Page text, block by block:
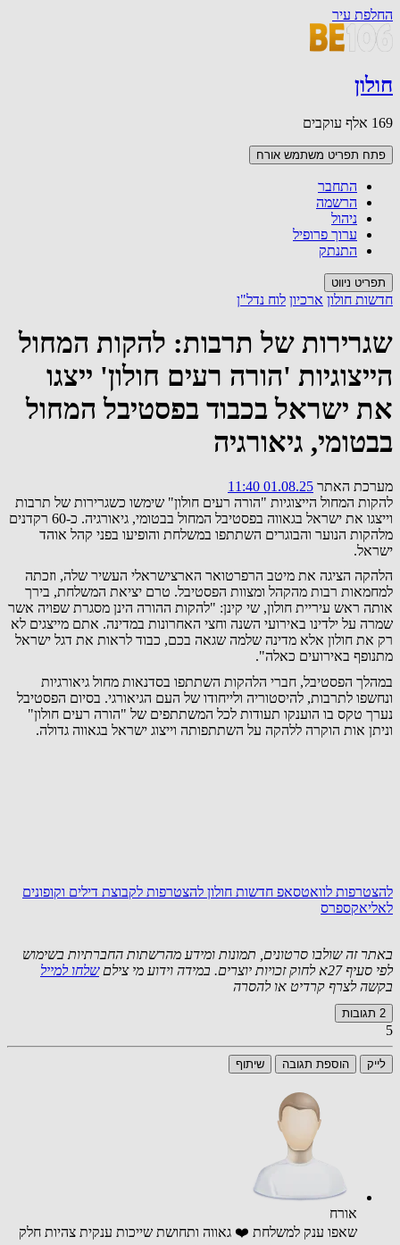
החלפת עיר
חולון
169 אלף עוקבים
פתח תפריט משתמש אורח
התחבר
הרשמה
ניהול
ערוך פרופיל
התנתק
תפריט ניווט
חדשות חולון ארכיון לוח נדל"ן
שגרירות של תרבות: להקות המחול
הייצוגיות 'הורה רעים חולון' ייצגו
את ישראל בכבוד בפסטיבל המחול
בבטומי, גיאורגיה
מערכת האתר 01.08.25 11:40
להקות המחול הייצוגיות "הורה רעים חולון" שימשו כשגרירות של תרבות
וייצגו את ישראל בגאווה בפסטיבל המחול בבטומי, גיאורגיה. כ-60 רקדנים
מלהקות הנוער והבוגרים השתתפו במשלחת והופיעו בפני קהל אוהד
ישראל.
הלהקה הציגה את מיטב הרפרטואר הארצישראלי העשיר שלה, וזכתה
למחמאות רבות מהקהל ומצוות הפסטיבל. טרם יציאת המשלחת, בירך
אותה ראש עיריית חולון, שי קינן: "להקות ההורה הינן מסגרת שפויה אשר
שמרה על ילדינו באירועי השנה וחצי האחרונות במדינה. אתם מייצגים לא
רק את חולון אלא מדינה שלמה שגאה בכם, כבוד לראות את דגל ישראל
מתנופף באירועים כאלה".
במהלך הפסטיבל, חברי הלהקות השתתפו בסדנאות מחול גיאורגיות
ונחשפו לתרבות, להיסטוריה ולייחודו של העם הגיאורגי. בסיום הפסטיבל
נערך טקס בו הוענקו תעודות לכל המשתתפים של "הורה רעים חולון"
וניתן אות הוקרה ללהקה על השתתפותה וייצוג ישראל בגאווה גדולה.
להצטרפות לוואטסאפ חדשות חולון להצטרפות לקבוצת דילים וקופונים
לאליאקספרס
באתר זה שולבו סרטונים, תמונות ומידע מהרשתות החברתיות בשימוש
לפי סעיף 27א לחוק זכויות יוצרים. במידה וידוע מי צילם
שלחו למייל
בקשה לצרף קרדיט או להסרה
2 תגובות
5
לייק הוספת תגובה שיתוף
אורח
שאפו ענק למשלחת ❤️ גאווה ותחושת שייכות ענקית צהיות חלק